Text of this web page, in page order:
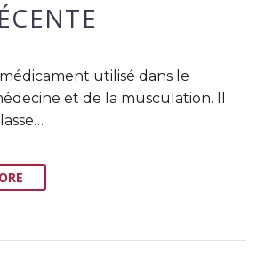
utilisé dans le
et de la musculation. Il